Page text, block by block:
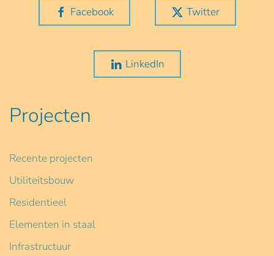
Facebook Twitter
LinkedIn
Projecten
Recente projecten
Utiliteitsbouw
Residentieel
Elementen in staal
Infrastructuur